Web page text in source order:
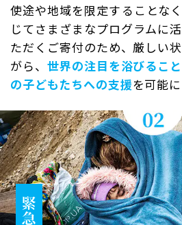
使途や地域を限定することな
じてさまざまなプログラムに
ただくご寄付のため、厳しい
がら、 世界の注目を浴びるこ
の子どもたちへの支援を可能に